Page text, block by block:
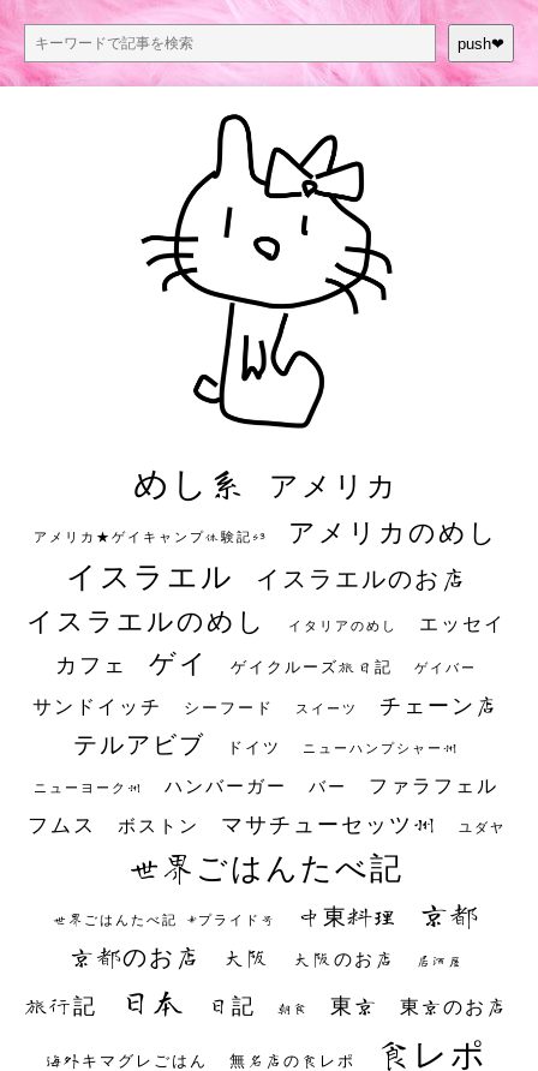
push❤︎
めし系 アメリカ
アメリカ★ゲイキャンプ体験記S3 アメリカのめし
イスラエル イスラエルのお店
イスラエルのめし イタリアのめし エッセイ
カフェ ゲイ ゲイクルーズ旅日記 ゲイバー
サンドイッチ シーフード スイーツ チェーン店
テルアビブ ドイツ ニューハンプシャー州
ニューヨーク州 ハンバーガー バー ファラフェル
フムス ボストン マサチューセッツ州 ユダヤ
世界ごはんたべ記
世界ごはんたべ記 #プライド号 中東料理 京都
京都のお店 大阪 大阪のお店 居酒屋
旅行記 日本 日記 朝食 東京 東京のお店
海外キマグレごはん 無名店の食レポ 食レポ